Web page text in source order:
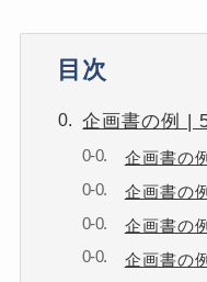
目次
企画書の例 |
企画書の
企画書の
企画書の
企画書の